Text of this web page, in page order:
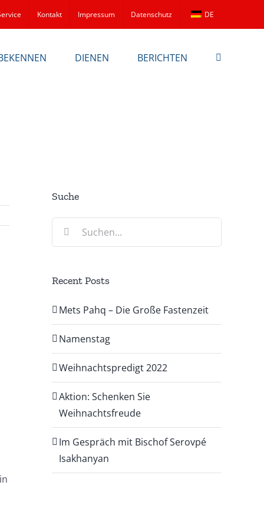
Kontakt Impressum Datenschutz DE
DIENEN BERICHTEN
Suche
Suche
Recent Posts
Mets Pahq – Die Große Fastenzeit
Namenstag
Weihnachtspredigt 2022
Aktion: Schenken Sie
Weihnachtsfreude
Im Gespräch mit Bischof Serovpé
Isakhanyan